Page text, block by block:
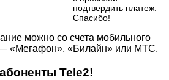
подтвердить платеж.
Cпасибо!
можно со счета мобильного
«Мегафон», «Билайн» или МТС.
Tele2!